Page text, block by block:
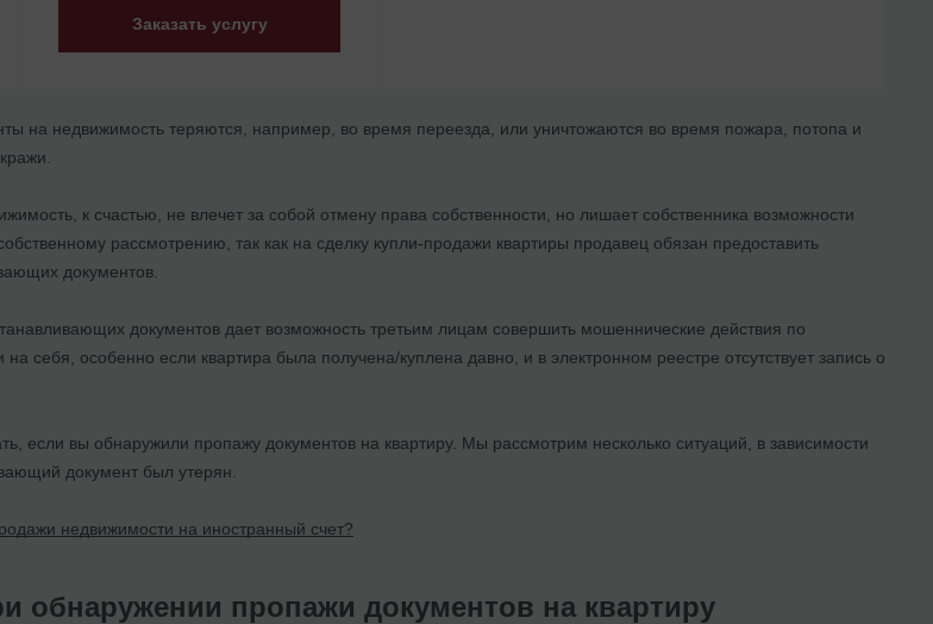
Заказать услугу
на недвижимость теряются, например, во время переезда, или уничтожаются во время пожара, потопа и
к счастью, не влечет за собой отмену права собственности, но лишает собственника возможности
рассмотрению, так как на сделку купли-продажи квартиры продавец обязан предоставить
документов.
документов дает возможность третьим лицам совершить мошеннические действия по
себя, особенно если квартира была получена/куплена давно, и в электронном реестре отсутствует запись о
если вы обнаружили пропажу документов на квартиру. Мы рассмотрим несколько ситуаций, в зависимости
документ был утерян.
недвижимости на иностранный счет?
обнаружении пропажи документов на квартиру